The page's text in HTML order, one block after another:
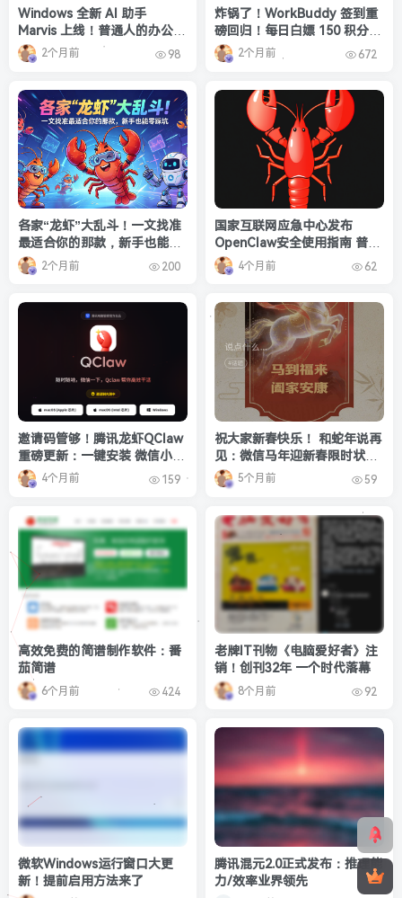
Windows 全新 AI 助手
Marvis 上线！普通人的办公效
率，彻底被重新定义
2个月前 98
炸锅了！WorkBuddy 签到重
磅回归！每日白嫖 150 积分，
额外 500 积分限时速领
2个月前 672
各家“龙虾”大乱斗！一文找准
最适合你的那款，新手也能零
踩坑2个月前 200
国家互联网应急中心发布
OpenClaw安全使用指南 普通
人安全养龙虾方法来了
4个月前 62
邀请码管够！腾讯龙虾QClaw
重磅更新：一键安装 微信小程
序就能操控电脑
4个月前 159
祝大家新春快乐！ 和蛇年说再
见：微信马年迎新春限时状态
上线5个月前 59
高效免费的简谱制作软件：番
茄简谱
6个月前 424
老牌IT刊物《电脑爱好者》注
销！创刊32年 一个时代落幕
8个月前 92
微软Windows运行窗口大更
新！提前启用方法来了
腾讯混元2.0正式发布：推理能
力/效率业界领先